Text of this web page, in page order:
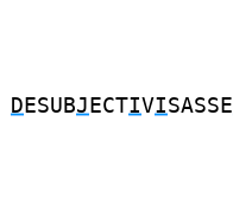
D ESUBJ ECTIVISASSE